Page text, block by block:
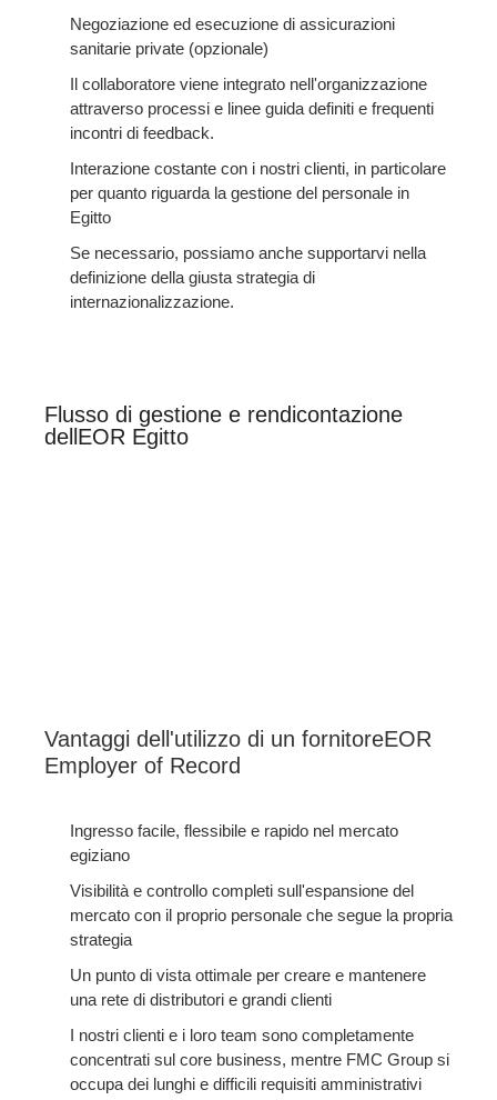
Negoziazione ed esecuzione di assicurazioni
sanitarie private (opzionale)
Il collaboratore viene integrato nell'organizzazione
attraverso processi e linee guida definiti e frequenti
incontri di feedback.
Interazione costante con i nostri clienti, in particolare
per quanto riguarda la gestione del personale in
Egitto
Se necessario, possiamo anche supportarvi nella
definizione della giusta strategia di
internazionalizzazione.
Flusso di gestione e rendicontazione
dellEOR Egitto
Vantaggi dell'utilizzo di un fornitoreEOR
Employer of Record
Ingresso facile, flessibile e rapido nel mercato
egiziano
Visibilità e controllo completi sull'espansione del
mercato con il proprio personale che segue la propria
strategia
Un punto di vista ottimale per creare e mantenere
una rete di distributori e grandi clienti
I nostri clienti e i loro team sono completamente
concentrati sul core business, mentre FMC Group si
occupa dei lunghi e difficili requisiti amministrativi